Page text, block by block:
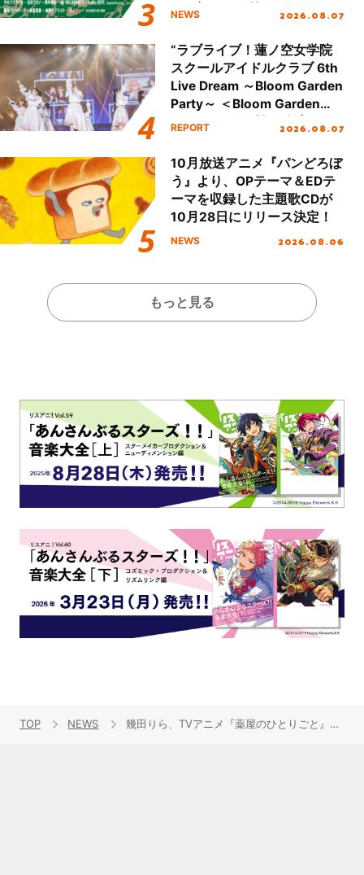
し、初となる第3ステージの
NEWS 2026.08.07
“ラブライブ！蓮ノ空女学院
スクールアイドルクラブ 6th
Live Dream ～Bloom Garden
Party～ ＜Bloom Garden
Party Stage／埼玉公演＞”
REPORT 2026.08.07
10月放送アニメ『パンどろぼ
う』より、OPテーマ＆EDテ
ーマを収録した主題歌CDが
10月28日にリリース決定！
NEWS 2026.08.06
もっと見る
TOP NEWS 幾田りら、TVアニメ『薬屋のひとりごと』第2期第1クールOP「百花繚乱」の英語Ver「In Bloom」アニメMVをプレミア公開！